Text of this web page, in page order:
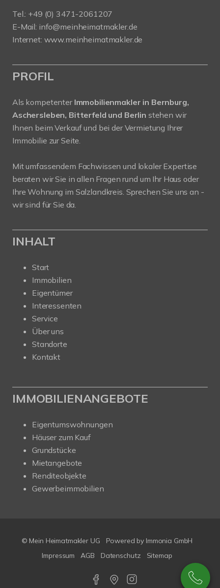
Tel.: +49 (0) 3471-2061207
E-Mail: info@meinheimatmakler.de
Internet: www.meinheimatmakler.de
PROFIL
Als kompetenter Immobilienmakler in Bernburg,
Aschersleben, Bitterfeld und Berlin stehen wir
Ihnen beim Verkauf und bei der Vermietung Ihrer
Immobilie zur Seite.
Mit umfassendem Fachwissen und lokaler Expertise
beraten wir Sie in allen Fragen rund um Ihr Haus oder
Ihre Wohnung im Salzlandkreis. Sprechen Sie uns an -
wir sind für Sie da.
INHALT
Start
Immobilien
Eigentümer
Interessenten
Service
Über uns
Standorte
Kontakt
IMMOBILIENANGEBOTE
Eigentumswohnungen
Häuser zum Kauf
Grundstücke
Mietangebote
Renditeobjekte
Gewerbeimmobilien
© Mein Heimatmakler UG
Powered by Immonia GmbH
Impressum
AGB Datenschutz Sitemap